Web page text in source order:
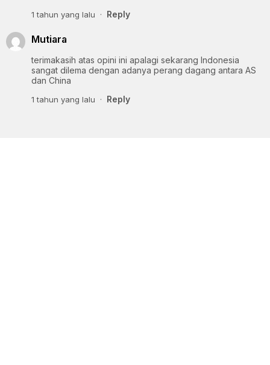
1 tahun yang lalu Reply
Mutiara
terimakasih atas opini ini apalagi sekarang Indonesia
sangat dilema dengan adanya perang dagang antara AS
dan China
1 tahun yang lalu Reply